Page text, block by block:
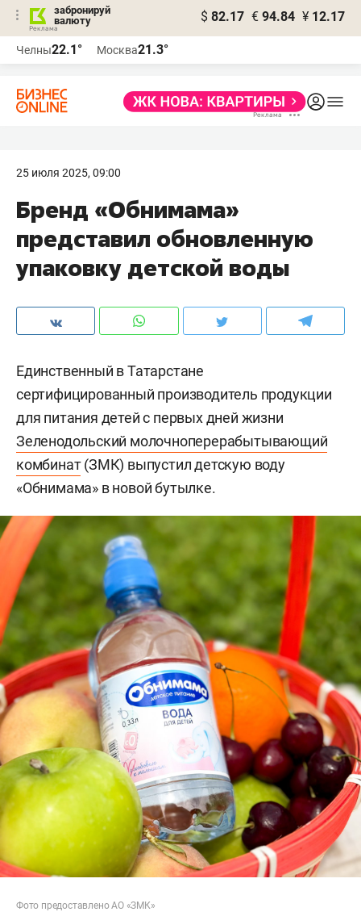
забронируй
валюту
$ 82.17 € 94.84 ¥ 12.17
Челны22.1° Москва21.3°
25 июля 2025, 09:00
Бренд «Обнимама»
представил обновленную
упаковку детской воды
Единственный в Татарстане
сертифицированный производитель продукции
для питания детей с первых дней жизни
Зеленодольский молочноперерабытывающий
комбинат(ЗМК) выпустил детскую воду
«Обнимама» в новой бутылке.
Фото предоставлено АО «ЗМК»